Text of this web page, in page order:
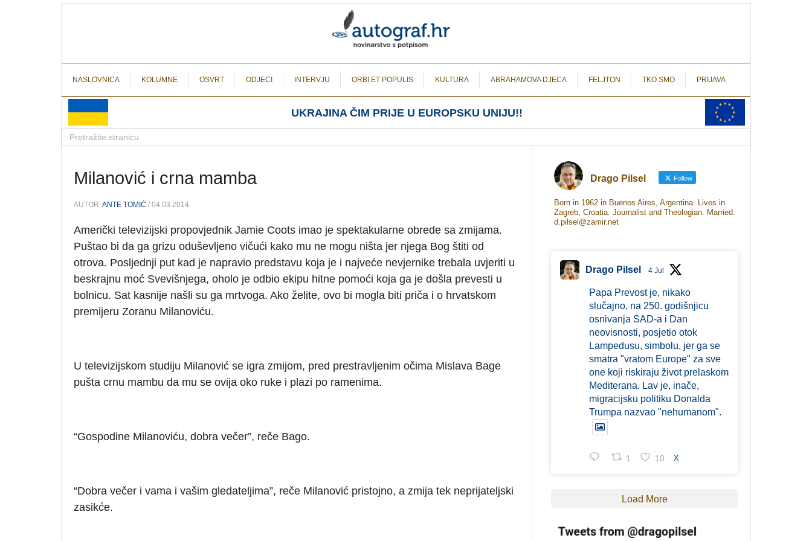
NASLOVNICA KOLUMNE OSVRT ODJECI INTERVJU ORBI ET POPULIS KULTURA ABRAHAMOVA DJECA FELJTON TKO SMO PRIJAVA
UKRAJINA ČIM PRIJE U EUROPSKU UNIJU!!
Milanović i crna mamba
AUTOR:ANTE TOMIĆ / 04.03.2014.
Američki televizijski propovjednik Jamie Coots imao je spektakularne obrede sa zmijama.
Puštao bi da ga grizu oduševljeno vičući kako mu ne mogu ništa jer njega Bog štiti od
otrova. Posljednji put kad je napravio predstavu koja je i najveće nevjernike trebala uvjeriti u
beskrajnu moć Svevišnjega, oholo je odbio ekipu hitne pomoći koja ga je došla prevesti u
bolnicu. Sat kasnije našli su ga mrtvoga. Ako želite, ovo bi mogla biti priča i o hrvatskom
premijeru Zoranu Milanoviću.
U televizijskom studiju Milanović se igra zmijom, pred prestravljenim očima Mislava Bage
pušta crnu mambu da mu se ovija oko ruke i plazi po ramenima.
“Gospodine Milanoviću, dobra večer”, reče Bago.
“Dobra večer i vama i vašim gledateljima”, reče Milanović pristojno, a zmija tek neprijateljski
zasikće.
Drago Pilsel Follow
Born in 1962 in Buenos Aires, Argentina. Lives in
Zagreb, Croatia. Journalist and Theologian. Married.
d.pilsel@zamir.net
Drago Pilsel 4 Jul
Papa Prevost je, nikako
slučajno, na 250. godišnjicu
osnivanja SAD-a i Dan
neovisnosti, posjetio otok
Lampedusu, simbolu, jer ga se
smatra "vratom Europe" za sve
one koji riskiraju život prelaskom
Mediterana. Lav je, inače,
migracijsku politiku Donalda
Trumpa nazvao "nehumanom".
1 10 X
Load More